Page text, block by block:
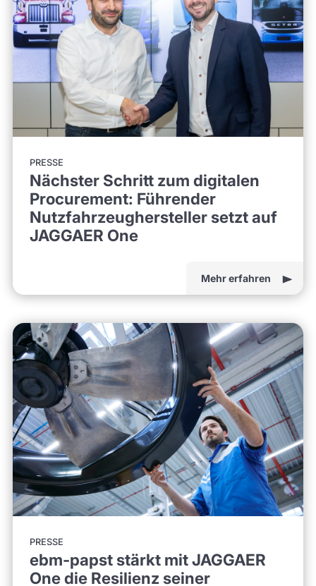
PRESSE
Nächster Schritt zum digitalen
Procurement: Führender
Nutzfahrzeughersteller setzt auf
JAGGAER One
Mehr erfahren
PRESSE
ebm-papst stärkt mit JAGGAER
One die Resilienz seiner